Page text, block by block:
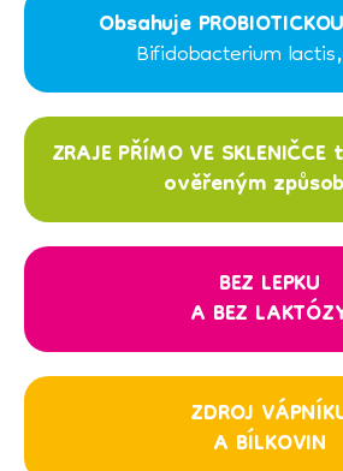
Obsahuje
Bifidobacterium lactis
ZRAJE PŘÍMO VE
ověřeným
BEZ LEPKU
A BEZ
ZDROJ
A BÍLKOVIN